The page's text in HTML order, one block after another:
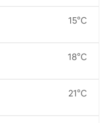
15°C
18°C
21°C